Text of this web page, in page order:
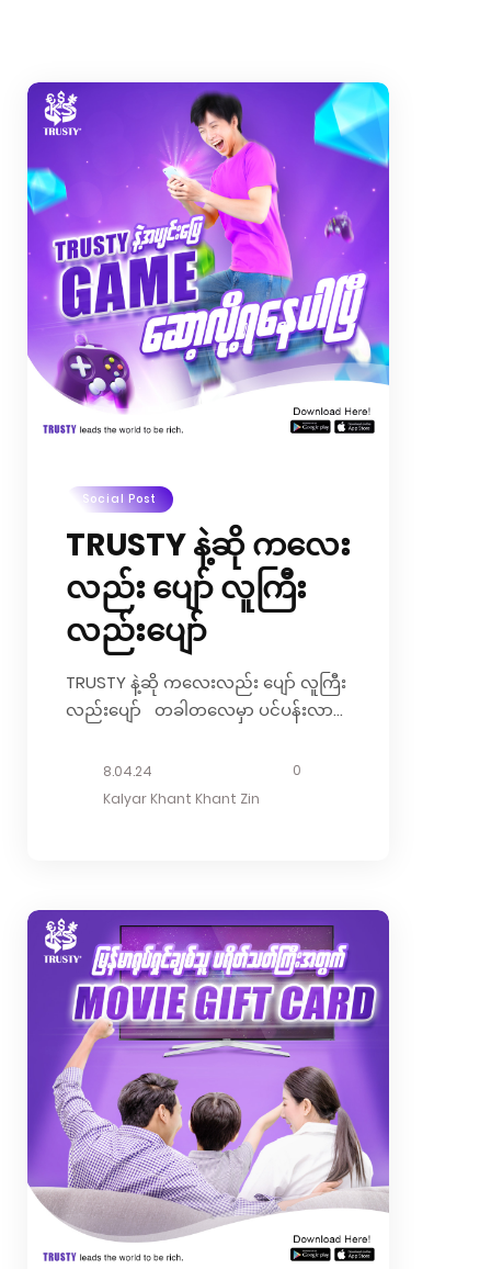
Social Post
TRUSTY နဲ့ဆို ကလေး
လည်း ပျော် လူကြီး
လည်းပျော်
TRUSTY နဲ့ဆို ကလေးလည်း ပျော် လူကြီး
လည်းပျော် တခါတလေမှာ ပင်ပန်းလာ
ဖြစ်လာတတ်ကြပါတယ်. . . အဲ့လိုအချိန်
မျိုးကြုံတွေ့နေရပြီဆိုရင်တော့ TRUSTY
လူကြီး/လူငယ်မရွေး အပျင်းဖြေဆော့လို့ရ
တဲ့ Game လေးတွေလဲ ထည့်သွင်းပေး
ထားတာဖြစ်လို့ အခုပဲ စမ်းဆော့ကြည့်ဖို့
ဖိတ်ခေါ်လိုက်ပါတယ်နော်။ TRUSTY
Application Download ရယူရန် …
>> http://onelink.to/mm6gdg
8.04.24
0
Kalyar Khant Khant Zin